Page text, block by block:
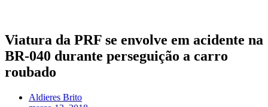
Viatura da PRF se envolve em acidente na
BR-040 durante perseguição a carro
roubado
Aldieres Brito